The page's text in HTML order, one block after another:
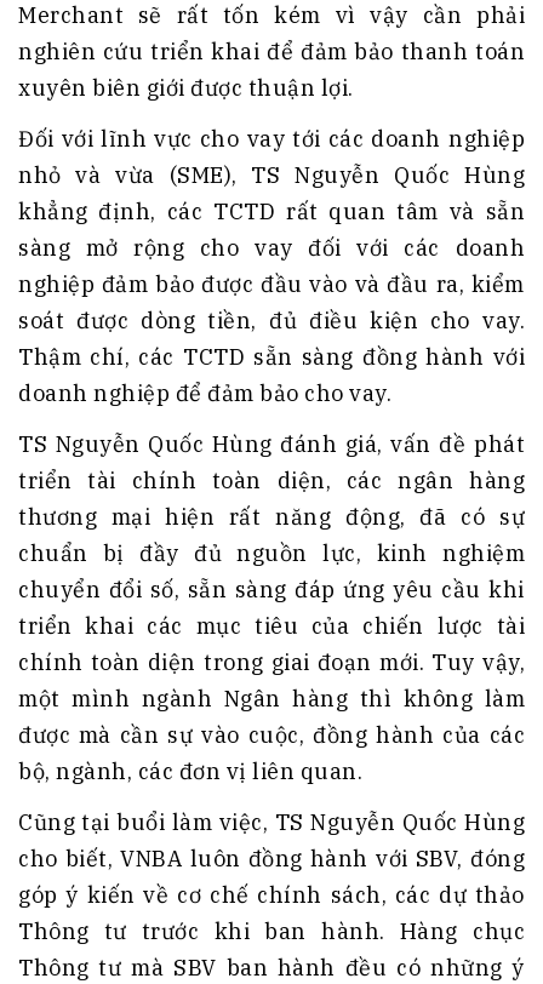
Merchant sẽ rất tốn kém vì vậy cần phải
nghiên cứu triển khai để đảm bảo thanh toán
xuyên biên giới được thuận lợi.
Đối với lĩnh vực cho vay tới các doanh nghiệp
nhỏ và vừa (SME), TS Nguyễn Quốc Hùng
khẳng định, các TCTD rất quan tâm và sẵn
sàng mở rộng cho vay đối với các doanh
nghiệp đảm bảo được đầu vào và đầu ra, kiểm
soát được dòng tiền, đủ điều kiện cho vay.
Thậm chí, các TCTD sẵn sàng đồng hành với
doanh nghiệp để đảm bảo cho vay.
TS Nguyễn Quốc Hùng đánh giá, vấn đề phát
triển tài chính toàn diện, các ngân hàng
thương mại hiện rất năng động, đã có sự
chuẩn bị đầy đủ nguồn lực, kinh nghiệm
chuyển đổi số, sẵn sàng đáp ứng yêu cầu khi
triển khai các mục tiêu của chiến lược tài
chính toàn diện trong giai đoạn mới. Tuy vậy,
một mình ngành Ngân hàng thì không làm
được mà cần sự vào cuộc, đồng hành của các
bộ, ngành, các đơn vị liên quan.
Cũng tại buổi làm việc, TS Nguyễn Quốc Hùng
cho biết, VNBA luôn đồng hành với SBV, đóng
góp ý kiến về cơ chế chính sách, các dự thảo
Thông tư trước khi ban hành. Hàng chục
Thông tư mà SBV ban hành đều có những ý